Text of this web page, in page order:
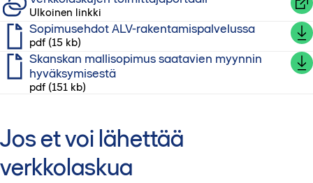
TYL E18 laskutusohje (pdf)
Ulkoinen linkki
Sopimusehdot ALV-rakentamispalvelussa
pdf (15 kb)
Skanskan mallisopimus saatavien myynnin
hyväksymisestä
pdf (151 kb)
Jos et voi lähettää
verkkolaskua